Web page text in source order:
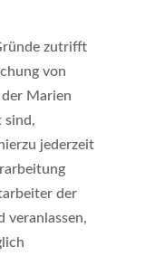
zutrifft
von
Marien
sind,
jederzeit
der
veranlassen,